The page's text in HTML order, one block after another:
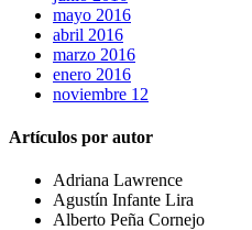
mayo 2016
abril 2016
marzo 2016
enero 2016
noviembre 12
Artículos por autor
Adriana Lawrence
Agustín Infante Lira
Alberto Peña Cornejo